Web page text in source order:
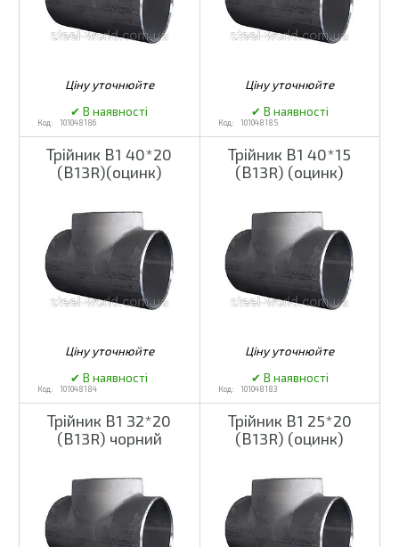
101048186 101048185
Трійник В1 40*20
(В13R)(оцинк)
101048184
Трійник В1 40*15
(В13R) (оцинк)
101048183
Трійник В1 32*20
(В13R) чорний
Трійник В1 25*20
(В13R) (оцинк)